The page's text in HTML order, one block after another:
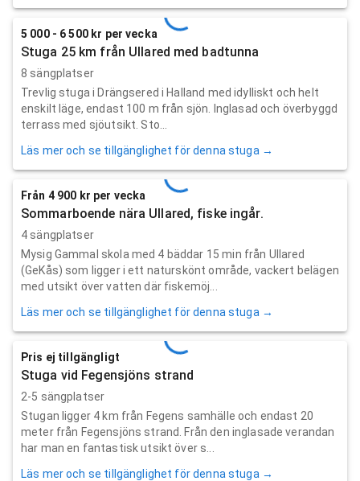
5 000 - 6 500 kr per vecka
Stuga 25 km från Ullared med badtunna
8 sängplatser
Trevlig stuga i Drängsered i Halland med idylliskt och helt
enskilt läge, endast 100 m från sjön. Inglasad och överbyggd
terrass med sjöutsikt. Sto...
Läs mer och se tillgänglighet för denna stuga →
Från 4 900 kr per vecka
Sommarboende nära Ullared, fiske ingår.
4 sängplatser
Mysig Gammal skola med 4 bäddar 15 min från Ullared
(GeKås) som ligger i ett naturskönt område, vackert belägen
med utsikt över vatten där fiskemöj...
Läs mer och se tillgänglighet för denna stuga →
Pris ej tillgängligt
Stuga vid Fegensjöns strand
2-5 sängplatser
Stugan ligger 4 km från Fegens samhälle och endast 20
meter från Fegensjöns strand. Från den inglasade verandan
har man en fantastisk utsikt över s...
Läs mer och se tillgänglighet för denna stuga →